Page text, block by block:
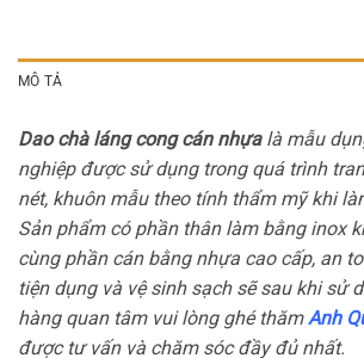
MÔ TẢ
Dao chà láng cong cán nhựalà mẫu
nghiệp được sử dụng trong quá trình
nét, khuôn mẫu theo tính thẩm mỹ khi
Sản phẩm có phần thân làm bằng inox
cùng phần cán bằng nhựa cao cấp, an
tiện dụng và vệ sinh sạch sẽ sau khi sử
hàng quan tâm vui lòng ghé thămAnh
được tư vấn và chăm sóc đầy đủ nhất.